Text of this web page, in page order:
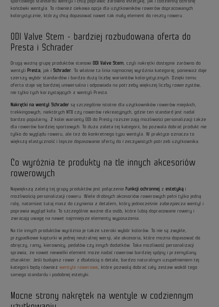
końcówki wentyla. To również ciekawa opcja dla użytkowników rowerów dopracowanych
kolorystycznie, którzy chcą dopasować nawet tak mały element do reszty roweru.
ODI Valve Stem - bardziej rozbudowana oferta do
Presta i Schrader
Drugą ważną grupę produktów stanowi ODI Valve Stem , czyli nakrętki dostępne zarówno do
wentyli Presta , jak iSchrader . To właśnie ta linia najmocniej wyróżnia kategorię, ponieważ daje
szerszy wybór standardów i bardzo dużą liczbę wariantów kolorystycznych. Dzięki temu
oferta staje się bardziej uniwersalna i odpowiada na potrzeby większej liczby rowerzystów,
nie tylko tych korzystających z wentyli Presta.
Nakrętki na wentyl Schrader są szczególnie istotne dla użytkowników rowerów miejskich,
trekkingowych, niektórych MTB czy rowerów rekreacyjnych, gdzie ten standard jest nadal
bardzo popularny. Z kolei warianty ODI do Presty rozszerzają możliwości personalizacji także
dla rowerów bardziej sportowych. To duża zaleta tej kategorii, bo pozwala dobrać produkt nie
tylko do wyglądu roweru, ale też do konkretnego typu wentyla. W praktyce oznacza to
większą elastyczność i lepsze dopasowanie oferty do rzeczywistych potrzeb użytkownika.
Co wyróżnia te produkty na tle innych akcesoriów
rowerowych
Największą zaletą tej grupy produktów jest połączenie funkcji ochronnej zestetyką i
możliwością personalizacji roweru. Wiele drobnych akcesoriów rowerowych pełni tylko jedną
rolę, natomiast tutaj masz do czynienia z detalem, który jednocześnie zabezpiecza wentyl i
poprawia wygląd koła. To szczególnie ważne dla osób, które lubią dopracowane rowery i
zwracają uwagę na nawet najmniejsze elementy wyposażenia.
Na tle innych produktów wyróżnia je także szeroki wybór kolorów. To nie są zwykłe,
przypadkowe kapturki w jednej neutralnej wersji, ale akcesoria, które można dopasować do
obręczy, ramy, kierownicy, pedałów czy innych dodatków. Taka możliwość personalizacji
sprawia, że nawet niewielki element może nadać rowerowi bardziej spójny i przemyślany
charakter. Jeśli budujesz rower z dbałością o detale, bardzo naturalnym uzupełnieniem tej
kategorii będą równieżwentyle rowerowe
, które pozwolą dobrać cały zestaw wokół tego
samego standardu i podobnej estetyki.
Mocne strony nakrętek na wentyle w codziennym